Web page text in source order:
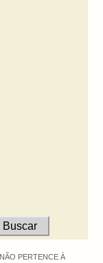
PERTENCE À